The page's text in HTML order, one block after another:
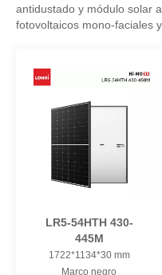
antidustado y módulo solar
fotovoltaicos mono-faciales
LR5-54HTH 430-
445M
1722*1134*30 mm
Marco negro